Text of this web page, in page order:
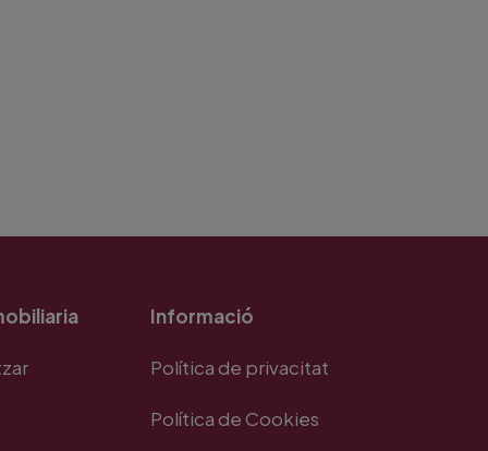
Informació
Política de privacitat
Política de Cookies